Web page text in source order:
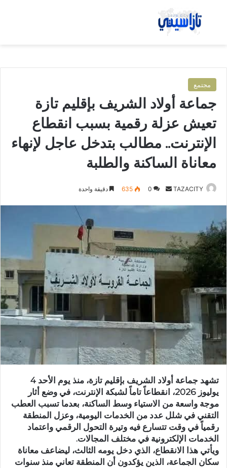
بحث عن
مجتمع
جماعة أولاد الشريف بإقليم تازة
تعيش عزلة رقمية بسبب انقطاع
الإنترنت.. مطالب بتدخل عاجل لإنهاء
معاناة الساكنة والطلبة
TAZACITY
ر
ك
ر
و
ي
ا
0
635 دقيقة واحدة
تشهد جماعة أولاد الشريف بإقليم تازة، منذ يوم الأحد 4
يوليوز 2026، انقطاعاً تاماً لشبكة الإنترنت، في وضع أثار
موجة واسعة من الاستياء وسط الساكنة، بعدما تسبب العطب
التقني في شلل عدد من الخدمات اليومية، وعزل المنطقة
رقمياً في وقت تتسارع فيه وتيرة التحول الرقمي واعتماد
الخدمات الإلكترونية في مختلف المجالات.
ويأتي هذا الانقطاع، الذي دخل يومه الثالث، ليضاعف معاناة
سكان الجماعة، الذين يؤكدون أن المنطقة تعاني منذ سنوات